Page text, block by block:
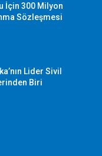
İçin 300 Milyon
Sözleşmesi
Lider Sivil
Biri